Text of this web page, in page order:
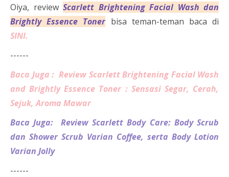
Oiya, review Scarlett Brightening Facial Wash dan
Brightly Essence Tonerbisa teman-teman baca di
SINI.
------
Baca Juga : Review Scarlett Brightening Facial Wash
and Brightly Essence Toner : Sensasi Segar, Cerah,
Sejuk, Aroma Mawar
Baca Juga: Review Scarlett Body Care: Body Scrub
dan Shower Scrub Varian Coffee, serta Body Lotion
Varian Jolly
------